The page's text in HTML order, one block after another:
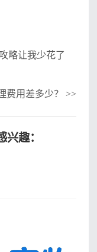
略让我少花了
费用差多少？ >>
趣：